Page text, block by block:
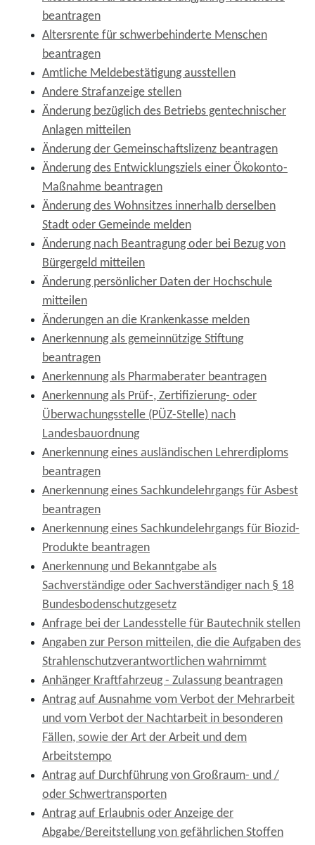
beantragen
Altersrente für schwerbehinderte Menschen
beantragen
Amtliche Meldebestätigung ausstellen
Andere Strafanzeige stellen
Änderung bezüglich des Betriebs gentechnischer
Anlagen mitteilen
Änderung der Gemeinschaftslizenz beantragen
Änderung des Entwicklungsziels einer Ökokonto-
Maßnahme beantragen
Änderung des Wohnsitzes innerhalb derselben
Stadt oder Gemeinde melden
Änderung nach Beantragung oder bei Bezug von
Bürgergeld mitteilen
Änderung persönlicher Daten der Hochschule
mitteilen
Änderungen an die Krankenkasse melden
Anerkennung als gemeinnützige Stiftung
beantragen
Anerkennung als Pharmaberater beantragen
Anerkennung als Prüf-, Zertifizierung- oder
Überwachungsstelle (PÜZ-Stelle) nach
Landesbauordnung
Anerkennung eines ausländischen Lehrerdiploms
beantragen
Anerkennung eines Sachkundelehrgangs für Asbest
beantragen
Anerkennung eines Sachkundelehrgangs für Biozid-
Produkte beantragen
Anerkennung und Bekanntgabe als
Sachverständige oder Sachverständiger nach § 18
Bundesbodenschutzgesetz
Anfrage bei der Landesstelle für Bautechnik stellen
Angaben zur Person mitteilen, die die Aufgaben des
Strahlenschutzverantwortlichen wahrnimmt
Anhänger Kraftfahrzeug - Zulassung beantragen
Antrag auf Ausnahme vom Verbot der Mehrarbeit
und vom Verbot der Nachtarbeit in besonderen
Fällen, sowie der Art der Arbeit und dem
Arbeitstempo
Antrag auf Durchführung von Großraum- und /
oder Schwertransporten
Antrag auf Erlaubnis oder Anzeige der
Abgabe/Bereitstellung von gefährlichen Stoffen